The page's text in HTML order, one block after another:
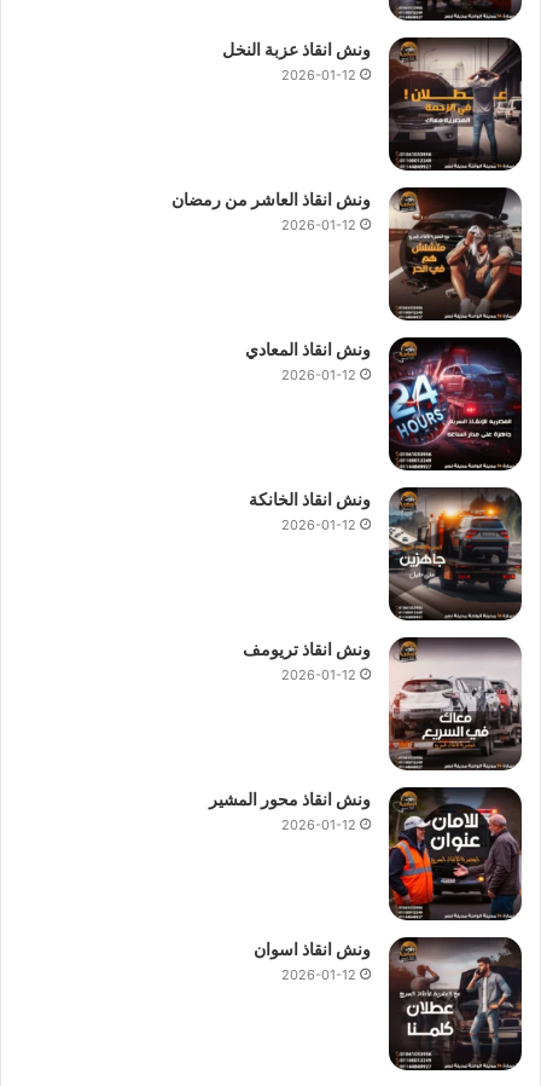
ونش انقاذ عزبة النخل
2026-01-12
ونش انقاذ العاشر من رمضان
2026-01-12
ونش انقاذ المعادي
2026-01-12
ونش انقاذ الخانكة
2026-01-12
ونش انقاذ تريومف
2026-01-12
ونش انقاذ محور المشير
2026-01-12
ونش انقاذ اسوان
2026-01-12